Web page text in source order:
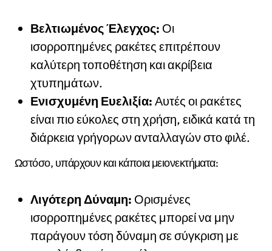
Βελτιωμένος Έλεγχος: Οι
ισορροπημένες ρακέτες επιτρέπουν
καλύτερη τοποθέτηση και ακρίβεια
χτυπημάτων.
Ενισχυμένη Ευελιξία: Αυτές οι ρακέτες
είναι πιο εύκολες στη χρήση, ειδικά κατά τη
διάρκεια γρήγορων ανταλλαγών στο φιλέ.
Ωστόσο, υπάρχουν και κάποια μειονεκτήματα:
Λιγότερη Δύναμη: Ορισμένες
ισορροπημένες ρακέτες μπορεί να μην
παράγουν τόση δύναμη σε σύγκριση με